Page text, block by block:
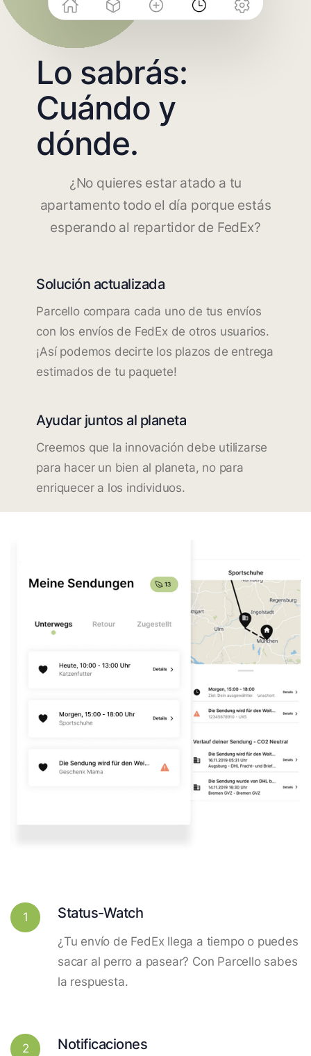
Lo sabrás:
Cuándo y
dónde.
¿No quieres estar atado a tu
apartamento todo el día porque estás
esperando al repartidor de FedEx?
Solución actualizada
Parcello compara cada uno de tus envíos
con los envíos de FedEx de otros usuarios.
¡Así podemos decirte los plazos de entrega
estimados de tu paquete!
Ayudar juntos al planeta
Creemos que la innovación debe utilizarse
para hacer un bien al planeta, no para
enriquecer a los individuos.
1 Status-Watch
¿Tu envío de FedEx llega a tiempo o puedes
sacar al perro a pasear? Con Parcello sabes
la respuesta.
2 Notificaciones